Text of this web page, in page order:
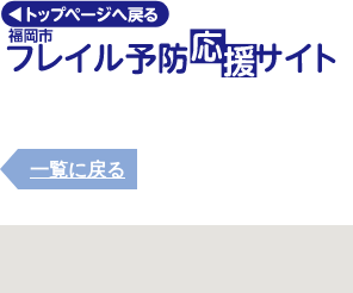
一覧に戻る